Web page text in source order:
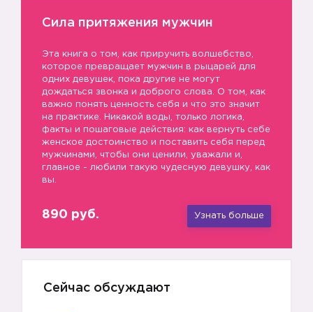
Сила притяжения мужчин
Эта книга о том, как приручить волшебство,
которое превращает мужчин в рыцарей для
одних девушек, пока другие не могут
дождаться звонка и доброго слова. О том, как
важно понять ценность себя и что это значит
на практике. Никакой воды, только логика,
факты и пошаговые действия: как вернуть себе
женское достоинство и поставить себя перед
мужчинами, чтобы они ценили, уважали и,
главное - любили такую чудесную девушку, как
вы.
890 руб. Узнать больше
Сейчас обсуждают